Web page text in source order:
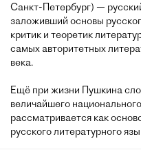
Санкт-Петербург) —
заложивший основы
критик и теоретик
самых авторитетных
века.
Ещё при жизни Пушкина
величайшего
рассматривается как
русского литературного